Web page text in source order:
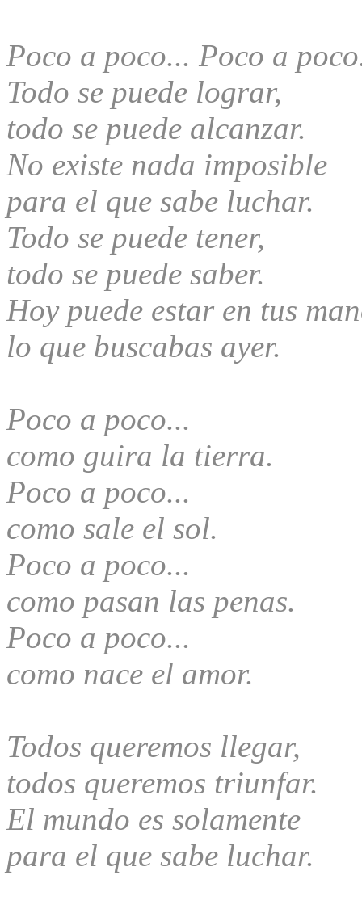
Poco a poco... Poco a
Todo se puede lograr,
todo se puede alcanzar.
No existe nada imposible
para el que sabe luchar.
Todo se puede tener,
todo se puede saber.
Hoy puede estar en tus
lo que buscabas ayer.
Poco a poco...
como guira la tierra.
Poco a poco...
como sale el sol.
Poco a poco...
como pasan las penas.
Poco a poco...
como nace el amor.
Todos queremos llegar,
todos queremos triunfar.
El mundo es solamente
para el que sabe luchar.